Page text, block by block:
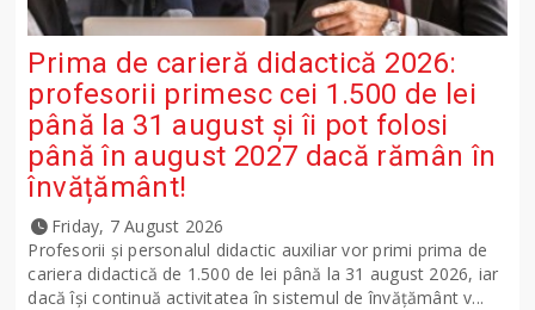
Prima de carieră didactică 2026:
profesorii primesc cei 1.500 de lei
până la 31 august și îi pot folosi
până în august 2027 dacă rămân în
învățământ!
Friday, 7 August 2026
Profesorii și personalul didactic auxiliar vor primi prima de
cariera didactică de 1.500 de lei până la 31 august 2026, iar
dacă își continuă activitatea în sistemul de învățământ v...